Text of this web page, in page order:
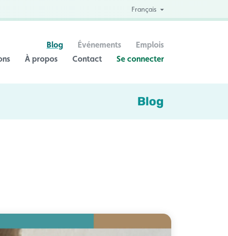
Français
À propos Contact Se connecter
Blog Événements Emplois
Blog